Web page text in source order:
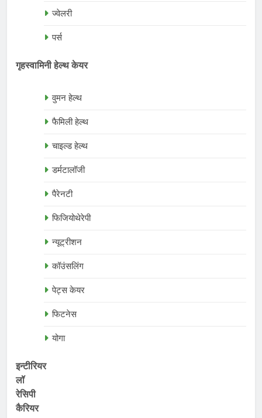
ज्वेलरी
पर्स
गृहस्वामिनी हेल्थ केयर
वुमन हेल्थ
फैमिली हेल्थ
चाइल्ड हेल्थ
डर्मटालॉजी
पैरेनटी
फिजियोथेरेपी
न्यूट्रीशन
कॉउंसलिंग
पेट्स केयर
फिटनेस
योगा
इन्टीरियर
लॉ
रेसिपी
कैरियर